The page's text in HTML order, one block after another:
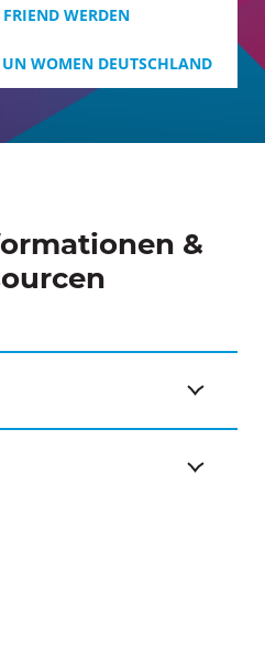
WERDEN
WOMEN DEUTSCHLAND
&